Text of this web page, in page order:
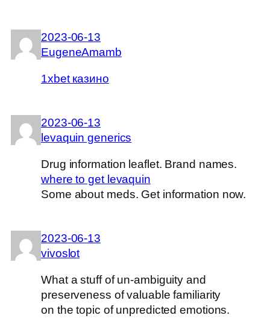
2023-06-13
EugeneAmamb
1xbet казино
2023-06-13
levaquin generics
Drug information leaflet. Brand names.
where to get levaquin
Some about meds. Get information now.
2023-06-13
vivoslot
What a stuff of un-ambiguity and
preserveness of valuable familiarity
on the topic of unpredicted emotions.